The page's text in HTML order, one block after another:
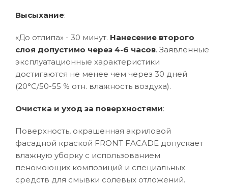
Высыхание:
«До отлипа» - 30 минут. Нанесение второго
слоя допустимо через 4-6 часов. Заявленные
эксплуатационные характеристики
достигаются не менее чем через 30 дней
(20°C/50-55 % отн. влажность воздуха).
Очистка и уход за поверхностями:
Поверхность, окрашенная акриловой
фасадной краской FRONT FACADE допускает
влажную уборку с использованием
пеномоющих композиций и специальных
средств для смывки солевых отложений.